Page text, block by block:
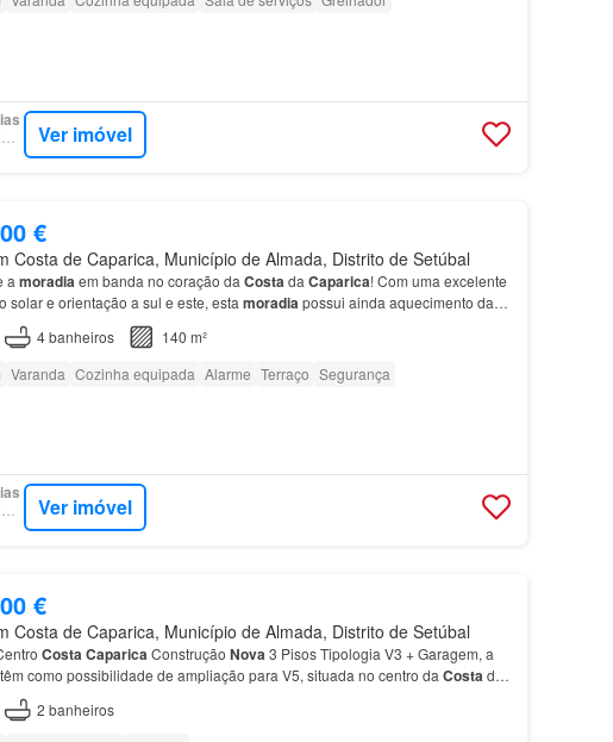
Ver imóvel
€
Costa de Caparica, Município de Almada, Distrito de Setúbal
a moradiaem banda no coração da Costada Caparica! Com uma excelente
solar e orientação a sul e este, esta moradiapossui ainda aquecimento das
painéis sol…
4banheiros
140 m²
Varanda Cozinha equipada Alarme Terraço Segurança
Ver imóvel
€
Costa de Caparica, Município de Almada, Distrito de Setúbal
CostaCaparicaConstrução Nova3 Pisos Tipologia V3 + Garagem, a
têm como possibilidade de ampliação para V5, situada no centro da Costade
2 banheiros